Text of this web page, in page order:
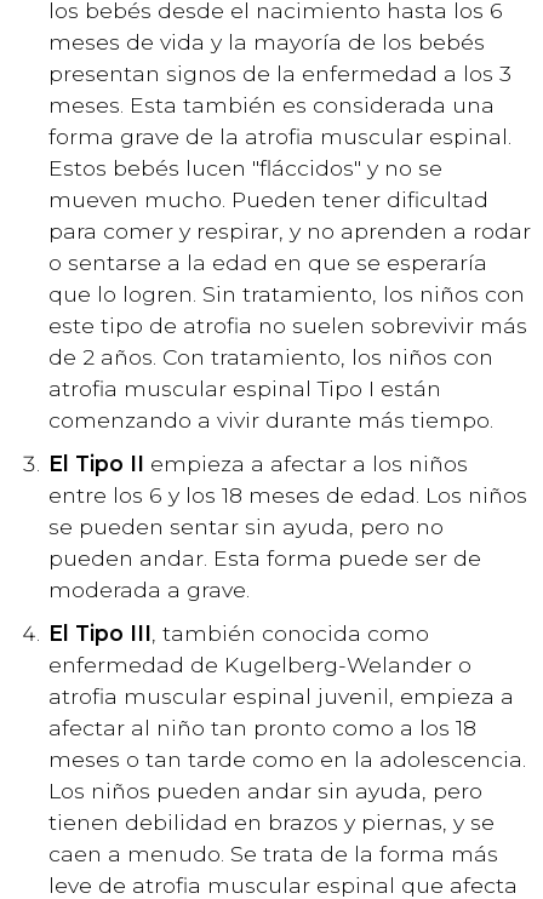
los bebés desde el nacimiento hasta los 6
meses de vida y la mayoría de los bebés
presentan signos de la enfermedad a los 3
meses. Esta también es considerada una
forma grave de la atrofia muscular espinal.
Estos bebés lucen "fláccidos" y no se
mueven mucho. Pueden tener dificultad
para comer y respirar, y no aprenden a rodar
o sentarse a la edad en que se esperaría
que lo logren. Sin tratamiento, los niños con
este tipo de atrofia no suelen sobrevivir más
de 2 años. Con tratamiento, los niños con
atrofia muscular espinal Tipo I están
comenzando a vivir durante más tiempo.
El Tipo II empieza a afectar a los niños
entre los 6 y los 18 meses de edad. Los niños
se pueden sentar sin ayuda, pero no
pueden andar. Esta forma puede ser de
moderada a grave.
El Tipo III , también conocida como
enfermedad de Kugelberg-Welander o
atrofia muscular espinal juvenil, empieza a
afectar al niño tan pronto como a los 18
meses o tan tarde como en la adolescencia.
Los niños pueden andar sin ayuda, pero
tienen debilidad en brazos y piernas, y se
caen a menudo. Se trata de la forma más
leve de atrofia muscular espinal que afecta